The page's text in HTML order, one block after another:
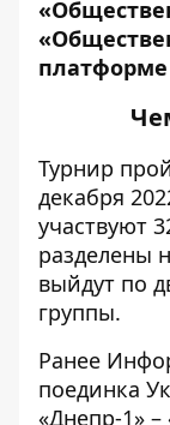
платформе
Турнир
декабря
участвуют
разделены
выйдут по
группы.
Ранее
поединка
«Днепр-1»